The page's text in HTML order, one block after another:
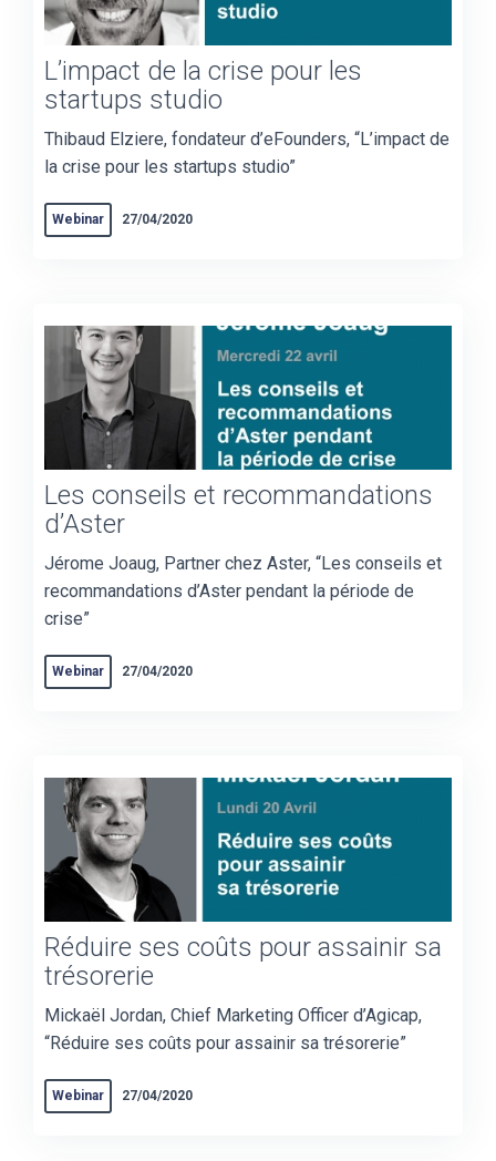
L’impact de la crise pour les
startups studio
Thibaud Elziere, fondateur d’eFounders, “L’impact de
la crise pour les startups studio”
Webinar 27/04/2020
Les conseils et recommandations
d’Aster
Jérome Joaug, Partner chez Aster, “Les conseils et
recommandations d’Aster pendant la période de
crise”
Webinar 27/04/2020
Réduire ses coûts pour assainir sa
trésorerie
Mickaël Jordan, Chief Marketing Officer d’Agicap,
“Réduire ses coûts pour assainir sa trésorerie”
Webinar 27/04/2020